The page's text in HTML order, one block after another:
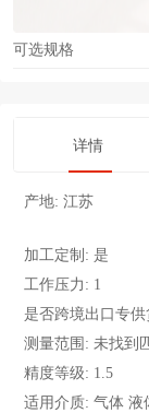
可选规格
详情
产地: 江苏
加工定制: 是
工作压力: 1
是否跨境出口专供
测量范围: 未找到
精度等级: 1.5
适用介质: 气体 液